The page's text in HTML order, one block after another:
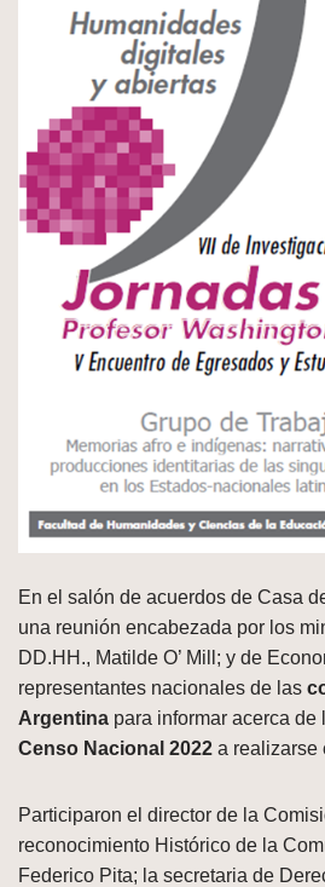
En el salón de acuerdos de Casa
una reunión encabezada por los
DD.HH., Matilde O’ Mill; y de
representantes nacionales de las
Argentina para informar acerca de
Censo Nacional 2022 a realizarse
Participaron el director de la
reconocimiento Histórico de la
Federico Pita; la secretaria de